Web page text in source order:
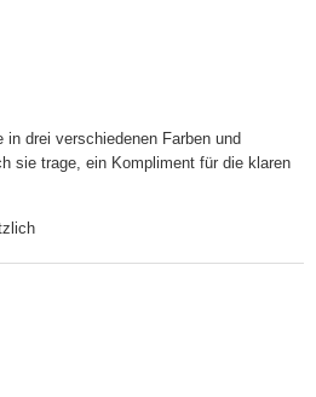
drei verschiedenen Farben und
sie trage, ein Kompliment für die klaren